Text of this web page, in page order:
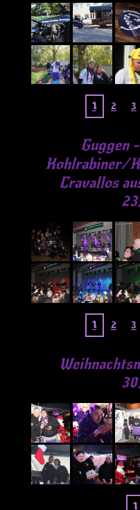
1 2 3
Guggen
Kohlrabiner/
Cravallos
1 2 3
1